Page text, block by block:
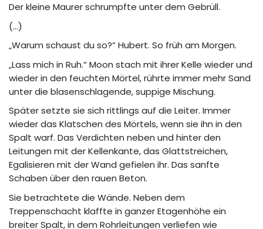
Der kleine Maurer schrumpfte unter dem Gebrüll.
(…)
„Warum schaust du so?“ Hubert. So früh am Morgen.
„Lass mich in Ruh.“ Moon stach mit ihrer Kelle wieder und
wieder in den feuchten Mörtel, rührte immer mehr Sand
unter die blasenschlagende, suppige Mischung.
Später setzte sie sich rittlings auf die Leiter. Immer
wieder das Klatschen des Mörtels, wenn sie ihn in den
Spalt warf. Das Verdichten neben und hinter den
Leitungen mit der Kellenkante, das Glattstreichen,
Egalisieren mit der Wand gefielen ihr. Das sanfte
Schaben über den rauen Beton.
Sie betrachtete die Wände. Neben dem
Treppenschacht klaffte in ganzer Etagenhöhe ein
breiter Spalt, in dem Rohrleitungen verliefen wie